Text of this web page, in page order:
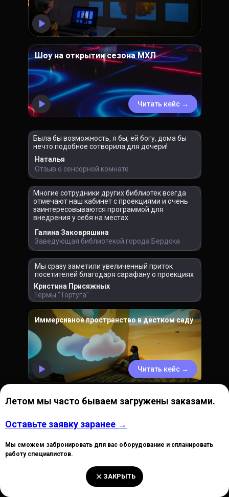
Летом мы часто бываем загружены заказами.
Оставьте заявку заранее →
Мы сможем забронировать для вас оборудование и спланировать
работу специалистов.
ЗАКРЫТЬ
Была бы возможность, я бы, ей богу, дома бы
нечто подобное сотворила для дочери!
Многие сотрудники других библиотек всегда
отмечают наш кабинет с проекциями и очень
заинтересовываются программой для
внедрения у себя на местах.
Мы сразу заметили увеличенный приток
посетителей благодаря сарафану о проекциях
Проекционное оформление арт-
Шоу на открытии сезона МХЛ
Панорамные проекции в ресторане «7.0.0»
Читать кейс →
Читать кейс →
Иммерсивное пространство в дестком саду
Наталья
Отзыв о сенсорной комнате
Галина Заковряшина
Заведующая библиотекой города Бердска
Кристина Присяжных
Термы "Тортуга"